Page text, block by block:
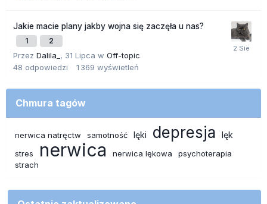
Jakie macie plany jakby wojna się zaczęła u nas?
1 2
Przez Dalila_ , 31 Lipca w Off-topic
48 odpowiedzi 1 369 wyświetleń
Chmura tagów
nerwica natręctw samotność lęki depresja lęk
stres nerwica nerwica lękowa
psychoterapia
strach